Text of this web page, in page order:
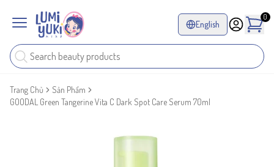
English
0
Trang Chủ
Sản Phẩm
GOODAL Green Tangerine Vita C Dark Spot Care Serum 70ml